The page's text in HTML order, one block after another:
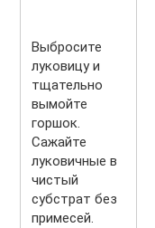
Выбросите
луковицу и
тщательно
вымойте
горшок.
Сажайте
луковичные в
чистый
субстрат без
примесей.